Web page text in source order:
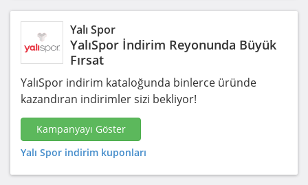
Yalı Spor
YalıSpor İndirim Reyonunda Büyük
Fırsat
YalıSpor indirim kataloğunda binlerce üründe
kazandıran indirimler sizi bekliyor!
Kampanyayı Göster
Yalı Spor indirim kuponları